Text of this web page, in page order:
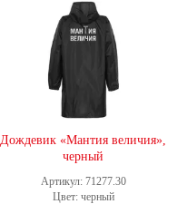
Дождевик «Мантия величия»,
черный
Артикул: 71277.30
Цвет: черный